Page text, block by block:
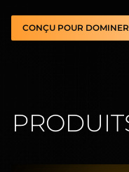
CONÇU POUR DOMINER